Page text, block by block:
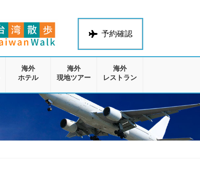
予約確認
海外
ホテル
海外
現地ツアー
海外
レストラン